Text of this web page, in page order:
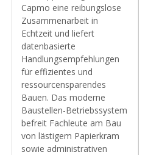
Capmo eine reibungslose
Zusammenarbeit in
Echtzeit und liefert
datenbasierte
Handlungsempfehlungen
für effizientes und
ressourcensparendes
Bauen. Das moderne
Baustellen-Betriebssystem
befreit Fachleute am Bau
von lästigem Papierkram
sowie administrativen